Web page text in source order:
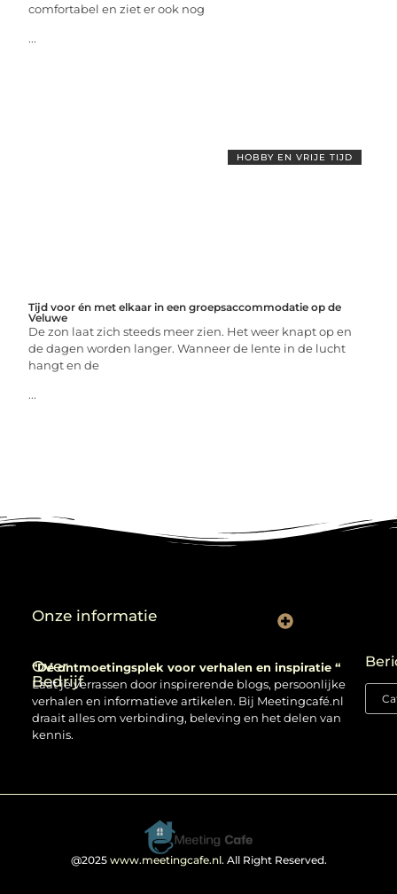
comfortabel en ziet er ook nog
...
HOBBY EN VRIJE TIJD
Tijd voor én met elkaar in een groepsaccommodatie op de
Veluwe
De zon laat zich steeds meer zien. Het weer knapt op en
de dagen worden langer. Wanneer de lente in de lucht
hangt en de
...
Over
Bedrijf
“Dé ontmoetingsplek voor verhalen en inspiratie “
Laat je verrassen door inspirerende blogs, persoonlijke
verhalen en informatieve artikelen. Bij Meetingcafé.nl
draait alles om verbinding, beleving en het delen van
kennis.
Onze informatie
@2025 www.meetingcafe.nl. All Right Reserved.